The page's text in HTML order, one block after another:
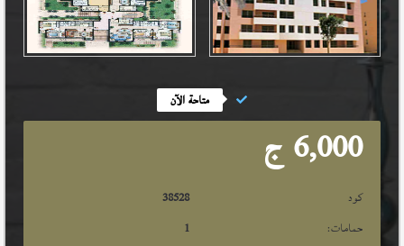
متاحة الآن
6,000 ج
كود
38528
حمامات:
1